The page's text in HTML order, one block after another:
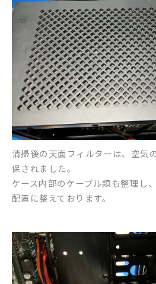
清掃後の天面フィルターは、空気
保されました。
ケース内部のケーブル類も整理し
配置に整えております。